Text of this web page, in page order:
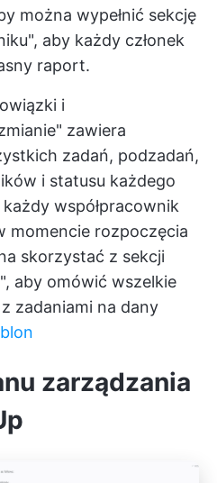
można wypełnić sekcję
aby każdy członek
raport.
i
zawiera
zadań, podzadań,
i statusu każdego
współpracownik
momencie rozpoczęcia
skorzystać z sekcji
aby omówić wszelkie
zadaniami na dany
zarządzania